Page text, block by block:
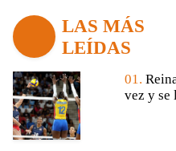
LAS MÁS
LEÍDAS
01.
vez y se